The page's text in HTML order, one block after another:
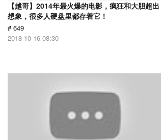
【越哥】2014年最火爆的电影，疯狂和大胆超出
想象，很多人硬盘里都存着它！
# 649
2018-10-16 08:30